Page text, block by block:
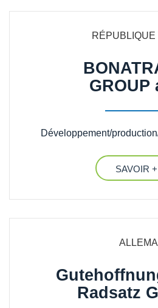
GROUP
Développement/
SAVOIR +
Radsatz